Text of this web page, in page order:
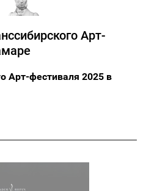
Арт-
Арт-фестиваля 2025 в